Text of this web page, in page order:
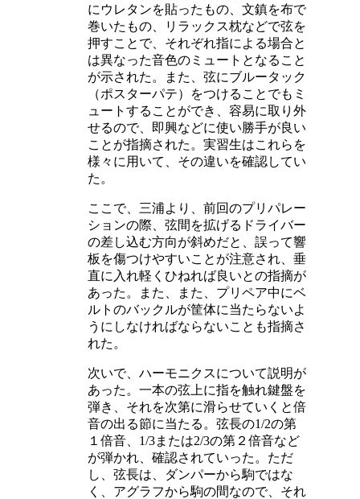
にウレタンを貼ったもの、文鎮を布で
巻いたもの、リラックス枕などで弦を
押すことで、それぞれ指による場合と
は異なった音色のミュートとなること
が示された。また、弦にブルータック
（ポスターパテ）をつけることでもミ
ュートすることができ、容易に取り外
せるので、即興などに使い勝手が良い
ことが指摘された。実習生はこれらを
様々に用いて、その違いを確認してい
た。
ここで、三浦より、前回のプリパレー
ションの際、弦間を拡げるドライバー
の差し込む方向が斜めだと、誤って響
板を傷つけやすいことが注意され、垂
直に入れ軽くひねれば良いとの指摘が
あった。また、また、プリペア中にベ
ルトのバックルが筐体に当たらないよ
うにしなければならないことも指摘さ
れた。
次いで、ハーモニクスについて説明が
あった。一本の弦上に指を触れ鍵盤を
弾き、それを次第に滑らせていくと倍
音の出る節に当たる。弦長の1/2の第
１倍音、 1/3または2/3の第２倍音など
が弾かれ、確認されていった。ただ
し、弦長は、ダンパーから駒ではな
く、アグラフから駒の間なので、それ